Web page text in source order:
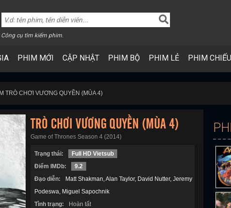
Công cụ tìm kiếm phim.
PHIM MỚI CẬP NHẬT PHIM BỘ PHIM LẺ PHIM
TRÒ CHƠI VƯƠNG QUYỀN (MÙA 4)
TRÒ CHƠI VƯƠNG QUYỀN (MÙA 4)
Game of Thrones Season 4 (2014)
Trạng thái:
Full HD Vietsub
Điểm IMDb:
9.2
Đạo diễn:
Matt Shakman Alan Taylor David Nutter Jeremy
Podeswa
Miguel Sapochnik
Tình trạng:
Hoàn tất